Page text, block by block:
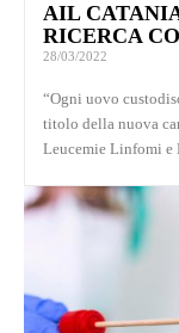
AIL
RICERCA
28/03/2022
“Ogni uovo
titolo della nuova
Leucemie Linfomi e